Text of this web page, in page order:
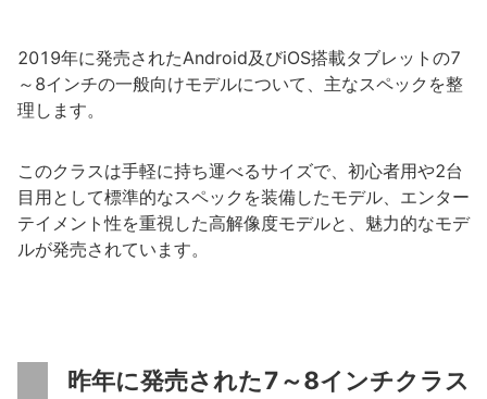
2019年に発売されたAndroid及びiOS搭載タブレットの7
～8インチの一般向けモデルについて、主なスペックを整
理します。
このクラスは手軽に持ち運べるサイズで、初心者用や2台
目用として標準的なスペックを装備したモデル、エンター
テイメント性を重視した高解像度モデルと、魅力的なモデ
ルが発売されています。
昨年に発売された7～8インチクラス